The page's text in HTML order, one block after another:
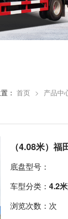
： 首页 > 产品中
（4.08米）
底盘型号：
车型分类： 4.2
浏览次数：次